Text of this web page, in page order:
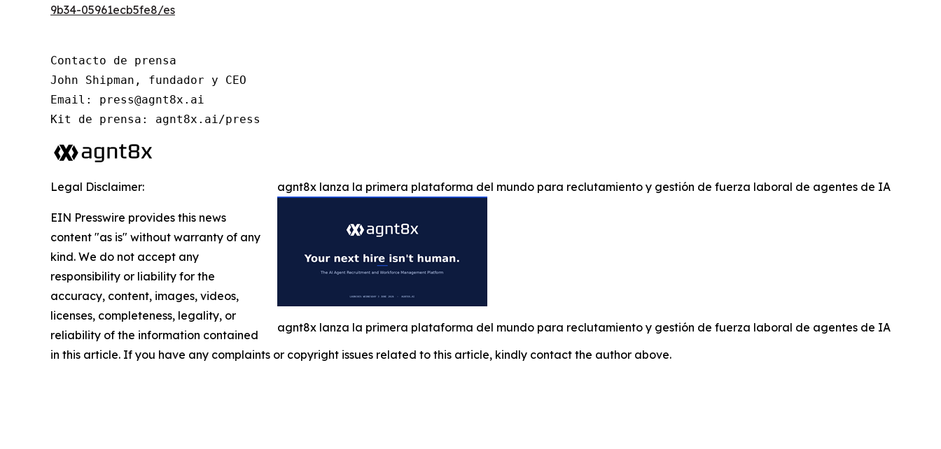
9b34-05961ecb5fe8/es
Contacto de prensa
John Shipman, fundador y CEO
Email: press@agnt8x.ai
Kit de prensa: agnt8x.ai/press
agnt8x lanza la primera plataforma del mundo para reclutamiento y gestión de fuerza laboral de agentes de IA
agnt8x lanza la primera plataforma del mundo para reclutamiento y gestión de fuerza laboral de agentes de IA
Legal Disclaimer:
EIN Presswire provides this news
content "as is" without warranty of any
kind. We do not accept any
responsibility or liability for the
accuracy, content, images, videos,
licenses, completeness, legality, or
reliability of the information contained
in this article. If you have any complaints or copyright issues related to this article, kindly contact the author above.